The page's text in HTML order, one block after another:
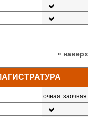
» наверх
очная заочная